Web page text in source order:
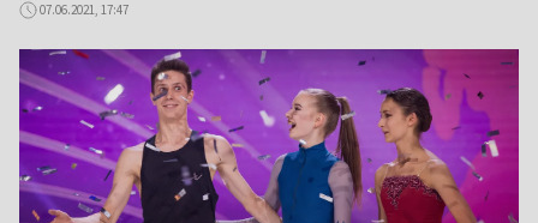
07.06.2021, 17:47